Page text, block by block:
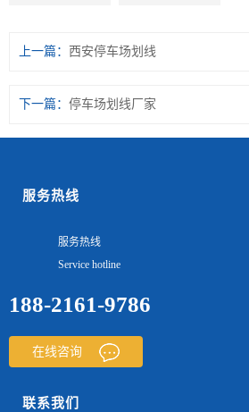
上一篇： 西安停车场划线
下一篇： 停车场划线厂家
服务热线
服务热线
Service hotline
188-2161-9786
在线咨询
联系我们